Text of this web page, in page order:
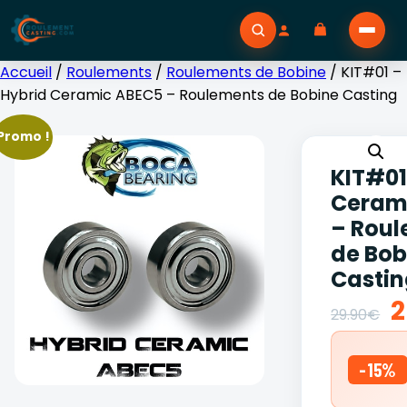
Accueil / Roulements / Roulements de Bobine / KIT#01 –
Hybrid Ceramic ABEC5 – Roulements de Bobine Casting
!
–
de
29.90€
-15%